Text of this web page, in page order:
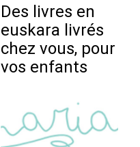
Des livres en
euskara livrés
chez vous, pour
vos enfants